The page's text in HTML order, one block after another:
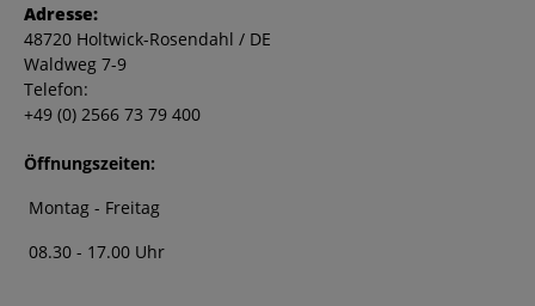
Adresse:
48720 Holtwick-Rosendahl / DE
Waldweg 7-9
Telefon:
+49 (0) 2566 73 79 400
Öffnungszeiten:
Montag - Freitag
08.30 - 17.00 Uhr